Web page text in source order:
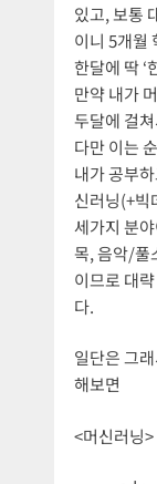
있고, 보통
이니 5개월
한달에 딱 ‘
만약 내가
두달에 걸
다만 이는
내가 공부
신러닝(+빅
세가지 분
목, 음악/풀
이므로 대
다.
일단은 그
해보면
<머신러닝>